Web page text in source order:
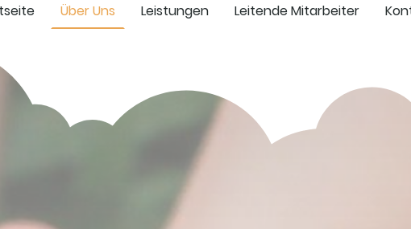
Über Uns Leistungen Leitende Mitarbeiter